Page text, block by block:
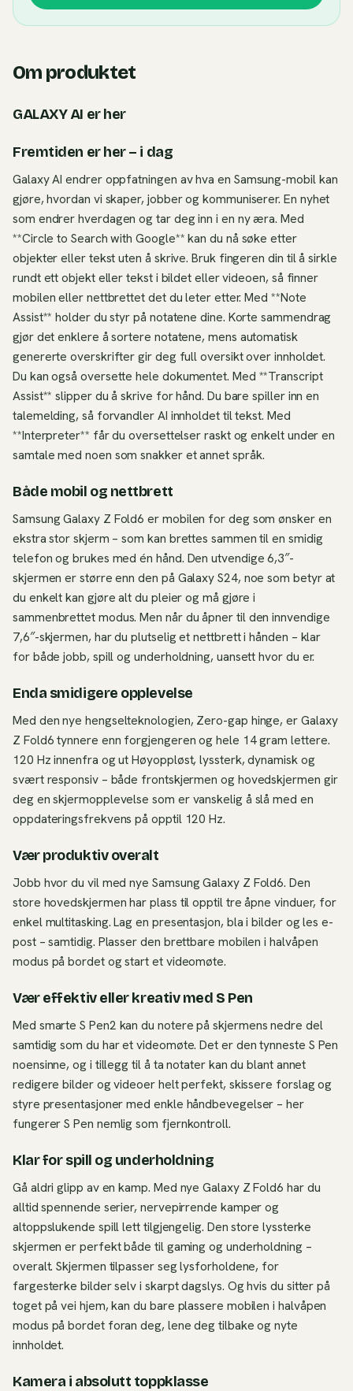
Om produktet
GALAXY AI er her
Fremtiden er her – i dag
Galaxy AI endrer oppfatningen av hva en Samsung-mobil kan
gjøre, hvordan vi skaper, jobber og kommuniserer. En nyhet
som endrer hverdagen og tar deg inn i en ny æra. Med
**Circle to Search with Google** kan du nå søke etter
objekter eller tekst uten å skrive. Bruk fingeren din til å sirkle
rundt ett objekt eller tekst i bildet eller videoen, så finner
mobilen eller nettbrettet det du leter etter. Med **Note
Assist** holder du styr på notatene dine. Korte sammendrag
gjør det enklere å sortere notatene, mens automatisk
genererte overskrifter gir deg full oversikt over innholdet.
Du kan også oversette hele dokumentet. Med **Transcript
Assist** slipper du å skrive for hånd. Du bare spiller inn en
talemelding, så forvandler AI innholdet til tekst. Med
**Interpreter** får du oversettelser raskt og enkelt under en
samtale med noen som snakker et annet språk.
Både mobil og nettbrett
Samsung Galaxy Z Fold6 er mobilen for deg som ønsker en
ekstra stor skjerm – som kan brettes sammen til en smidig
telefon og brukes med én hånd. Den utvendige 6,3″-
skjermen er større enn den på Galaxy S24, noe som betyr at
du enkelt kan gjøre alt du pleier og må gjøre i
sammenbrettet modus. Men når du åpner til den innvendige
7,6″-skjermen, har du plutselig et nettbrett i hånden – klar
for både jobb, spill og underholdning, uansett hvor du er.
Enda smidigere opplevelse
Med den nye hengselteknologien, Zero-gap hinge, er Galaxy
Z Fold6 tynnere enn forgjengeren og hele 14 gram lettere.
120 Hz innenfra og ut Høyoppløst, lyssterk, dynamisk og
svært responsiv – både frontskjermen og hovedskjermen gir
deg en skjermopplevelse som er vanskelig å slå med en
oppdateringsfrekvens på opptil 120 Hz.
Vær produktiv overalt
Jobb hvor du vil med nye Samsung Galaxy Z Fold6. Den
store hovedskjermen har plass til opptil tre åpne vinduer, for
enkel multitasking. Lag en presentasjon, bla i bilder og les e-
post – samtidig. Plasser den brettbare mobilen i halvåpen
modus på bordet og start et videomøte.
Vær effektiv eller kreativ med S Pen
Med smarte S Pen2 kan du notere på skjermens nedre del
samtidig som du har et videomøte. Det er den tynneste S Pen
noensinne, og i tillegg til å ta notater kan du blant annet
redigere bilder og videoer helt perfekt, skissere forslag og
styre presentasjoner med enkle håndbevegelser – her
fungerer S Pen nemlig som fjernkontroll.
Klar for spill og underholdning
Gå aldri glipp av en kamp. Med nye Galaxy Z Fold6 har du
alltid spennende serier, nervepirrende kamper og
altoppslukende spill lett tilgjengelig. Den store lyssterke
skjermen er perfekt både til gaming og underholdning –
overalt. Skjermen tilpasser seg lysforholdene, for
fargesterke bilder selv i skarpt dagslys. Og hvis du sitter på
toget på vei hjem, kan du bare plassere mobilen i halvåpen
modus på bordet foran deg, lene deg tilbake og nyte
innholdet.
Kamera i absolutt toppklasse